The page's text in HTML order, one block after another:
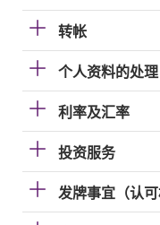
转帐
个人资料的处理
利率及汇率
投资服务
发牌事宜（认可